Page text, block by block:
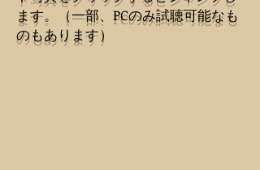
ます。（一部、PCのみ試聴可能なも
のもあります）